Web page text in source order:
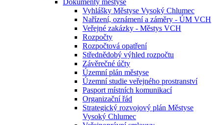
Dokumenty městyse
Vyhlášky Městyse Vysoký Chlumec
Nařízení, oznámení a záměry - ÚM VCH
Veřejné zakázky - Městys VCH
Rozpočty
Rozpočtová opatření
Střednědobý výhled rozpočtu
Závěrečné účty
Územní plán městyse
Územní studie veřejného prostranství
Pasport místních komunikací
Organizační řád
Strategický rozvojový plán Městyse
Vysoký Chlumec